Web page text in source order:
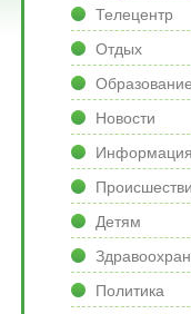
Телецентр
Отдых
Образование
Новости
Информация
Детям
Политика